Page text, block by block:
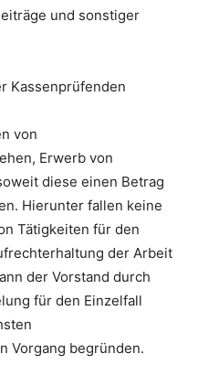
und sonstiger
Kassenprüfenden
von
Erwerb von
diese einen Betrag
Hierunter fallen keine
Tätigkeiten für den
der Arbeit
der Vorstand durch
für den Einzelfall
Vorgang begründen.